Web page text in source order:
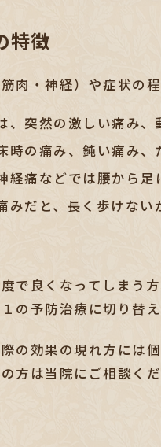
特徴
肉・神経）や症状の程
、突然の激しい痛み、
時の痛み、鈍い痛み、
経痛などでは腰から
みだと、長く歩けない
で良くなってしまう
の予防治療に切り替え
の効果の現れ方には
方は当院にご相談くだ